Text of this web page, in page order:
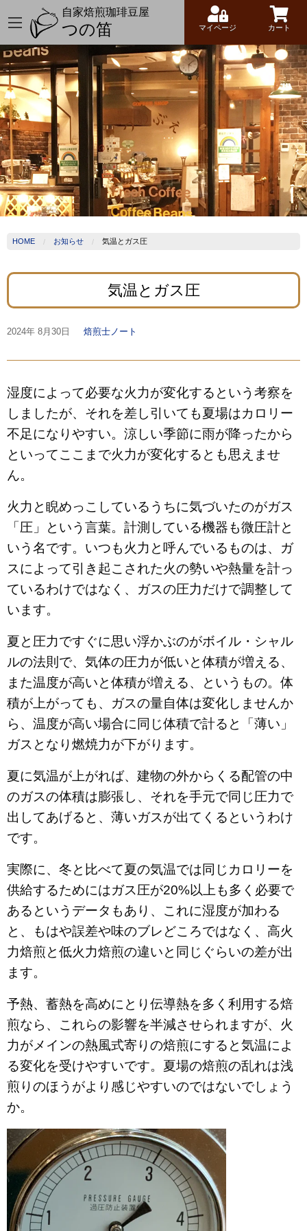
自家焙煎珈琲豆屋
つの笛 マイページ カート
HOME お知らせ 気温とガス圧
気温とガス圧
2024年 8月30日 焙煎士ノート
湿度によって必要な火力が変化するという考察を
しましたが、それを差し引いても夏場はカロリー
不足になりやすい。涼しい季節に雨が降ったから
といってここまで火力が変化するとも思えませ
ん。
火力と睨めっこしているうちに気づいたのがガス
「圧」という言葉。計測している機器も微圧計と
いう名です。いつも火力と呼んでいるものは、ガ
スによって引き起こされた火の勢いや熱量を計っ
ているわけではなく、ガスの圧力だけで調整して
います。
夏と圧力ですぐに思い浮かぶのがボイル・シャル
ルの法則で、気体の圧力が低いと体積が増える、
また温度が高いと体積が増える、というもの。体
積が上がっても、ガスの量自体は変化しませんか
ら、温度が高い場合に同じ体積で計ると「薄い」
ガスとなり燃焼力が下がります。
夏に気温が上がれば、建物の外からくる配管の中
のガスの体積は膨張し、それを手元で同じ圧力で
出してあげると、薄いガスが出てくるというわけ
です。
実際に、冬と比べて夏の気温では同じカロリーを
供給するためにはガス圧が20%以上も多く必要で
あるというデータもあり、これに湿度が加わる
と、もはや誤差や味のブレどころではなく、高火
力焙煎と低火力焙煎の違いと同じぐらいの差が出
ます。
予熱、蓄熱を高めにとり伝導熱を多く利用する焙
煎なら、これらの影響を半減させられますが、火
力がメインの熱風式寄りの焙煎にすると気温によ
る変化を受けやすいです。夏場の焙煎の乱れは浅
煎りのほうがより感じやすいのではないでしょう
か。